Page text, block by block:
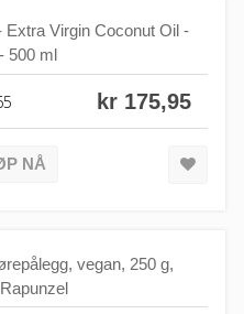
Extra Virgin Coconut Oil -
500 ml
kr 175,95
NÅ
vegan, 250 g,